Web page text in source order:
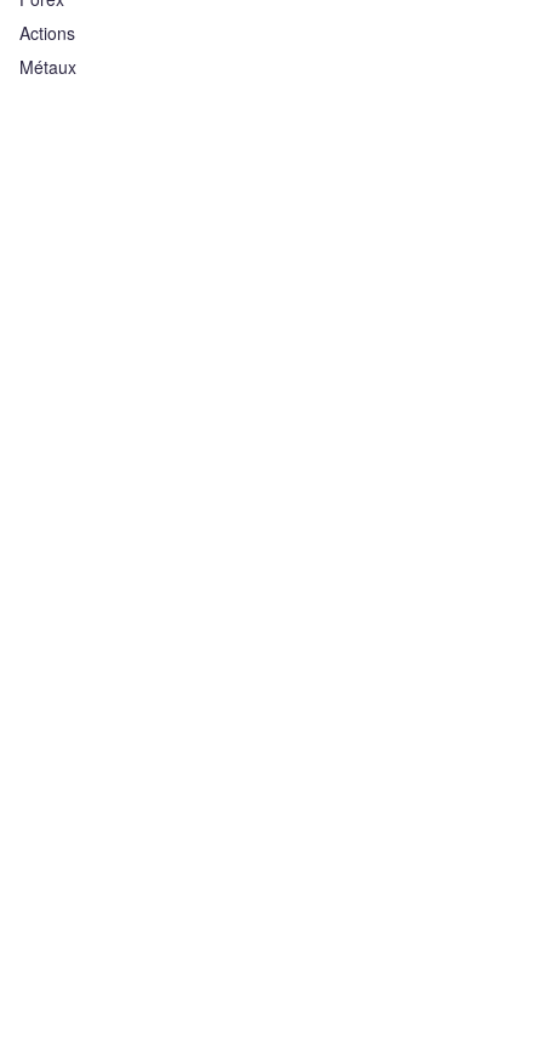
Actions
Métaux